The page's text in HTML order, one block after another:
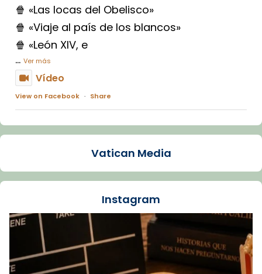
🍿 «Las locas del Obelisco»
🍿 «Viaje al país de los blancos»
🍿 «León XIV, e
... Ver más
Vídeo
View on Facebook · Share
Arquebisbat de Barcelona
La Carmina va patir depressió. Fa gairebé
dos mesos, a l'Estadi Lluís Companys, la
Recupera l'entrevista comp
Vatican
tican News 👇
www.vaticannews.va/es/iglesia/news/2026-
Vatican Media
Instagram